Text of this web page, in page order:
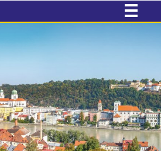
Bahnreisen
Blumenreise
Erlebnisreise